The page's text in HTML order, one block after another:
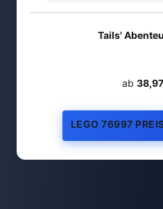
Tails'
ab
LEGO 76997